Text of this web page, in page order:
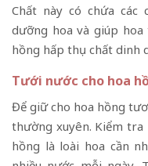
Chất này có chứa các
dưỡng hoa và giúp
hồng hấp thụ chất dinh
Tưới nước cho hoa
Để giữ cho hoa hồng
thường xuyên. Kiểm tra
hồng là loài hoa cần